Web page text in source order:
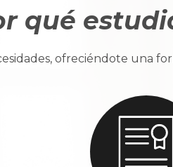
qué
ofreciéndote una